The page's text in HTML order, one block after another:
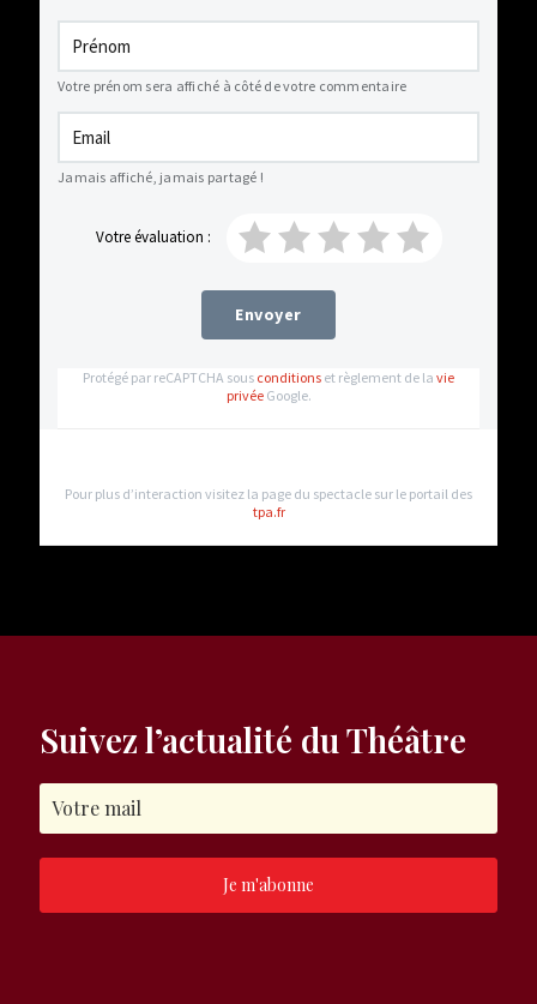
Suivez l’actualité du Théâtre
Je m'abonne